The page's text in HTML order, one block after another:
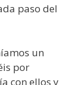
paso del
un
por
con ellos y